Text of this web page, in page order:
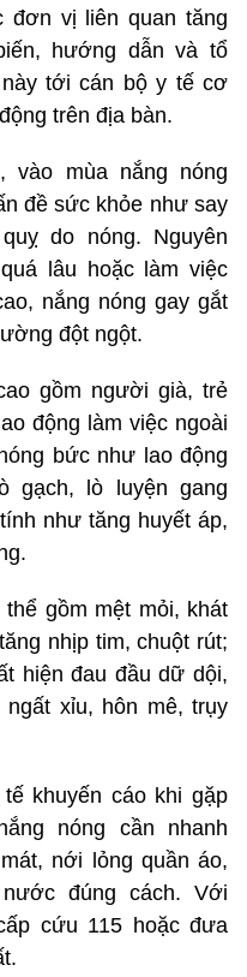
đơn vị liên quan tăng
hướng dẫn và tổ
tới cán bộ y tế cơ
trên địa bàn.
vào mùa nắng nóng
đề sức khỏe như say
do nóng. Nguyên
lâu hoặc làm việc
nắng nóng gay gắt
đột ngột.
gồm người già, trẻ
động làm việc ngoài
bức như lao động
gạch, lò luyện gang
như tăng huyết áp,
gồm mệt mỏi, khát
nhịp tim, chuột rút;
hiện đau đầu dữ dội,
xỉu, hôn mê, trụy
khuyến cáo khi gặp
nóng cần nhanh
nới lỏng quần áo,
đúng cách. Với
cứu 115 hoặc đưa